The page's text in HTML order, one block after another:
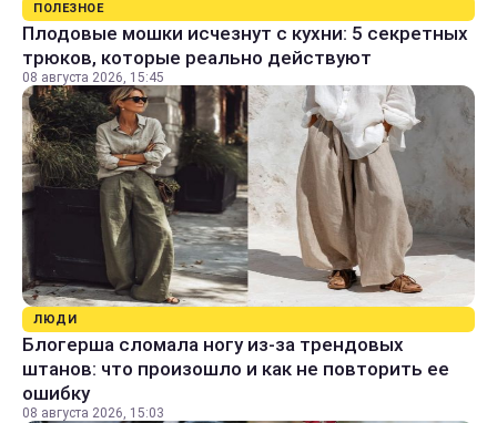
ПОЛЕЗНОЕ
Плодовые мошки исчезнут с кухни: 5 секретных
трюков, которые реально действуют
08 августа 2026, 15:45
ЛЮДИ
Блогерша сломала ногу из-за трендовых
штанов: что произошло и как не повторить ее
ошибку
08 августа 2026, 15:03